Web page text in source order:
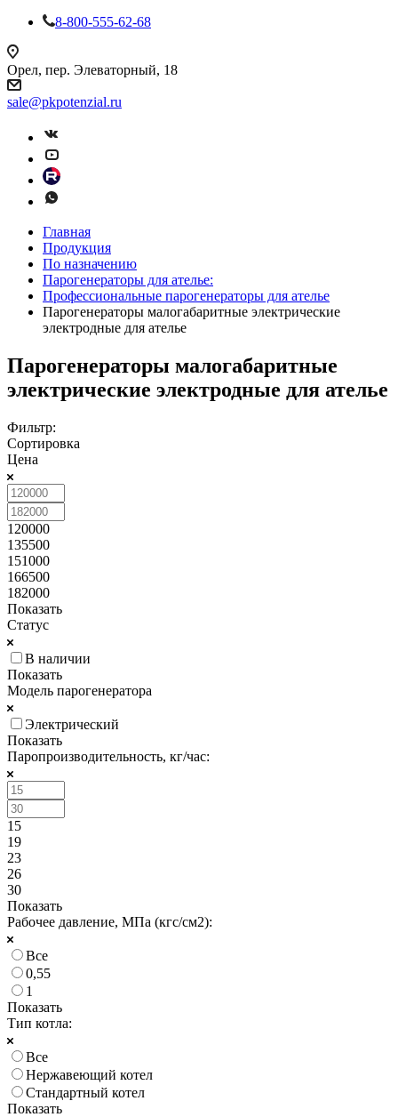
8-800-555-62-68
Орел, пер. Элеваторный, 18
sale@pkpotenzial.ru
Главная
Продукция
По назначению
Парогенераторы для ателье:
Профессиональные парогенераторы для ателье
Парогенераторы малогабаритные электрические
электродные для ателье
Парогенераторы малогабаритные
электрические электродные для ателье
Фильтр:
Сортировка
Цена
120000
135500
151000
166500
182000
Показать
Статус
В наличии
Показать
Модель парогенератора
Электрический
Показать
Паропроизводительность, кг/час:
15
19
23
26
30
Показать
Рабочее давление, МПа (кгс/см2):
Все
0,55
1
Показать
Тип котла:
Все
Нержавеющий котел
Стандартный котел
Показать